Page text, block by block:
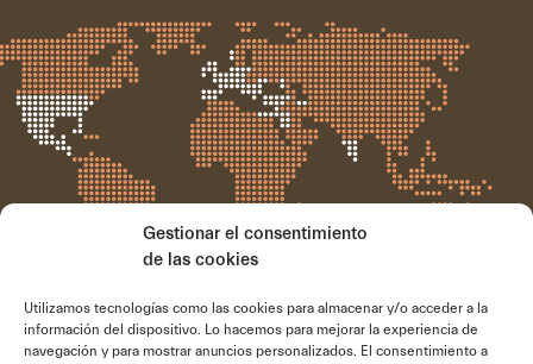
Gestionar el consentimiento
de las cookies
Utilizamos tecnologías como las cookies para almacenar y/o acceder a la
información del dispositivo. Lo hacemos para mejorar la experiencia de
navegación y para mostrar anuncios personalizados. El consentimiento a